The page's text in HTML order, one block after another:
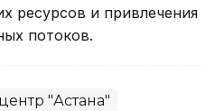
ресурсов и привлечения
потоков.
"Астана"